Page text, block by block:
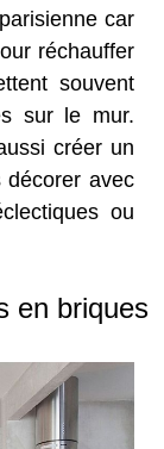
car
réchauffer
souvent
sur le mur.
créer un
décorer avec
ou
en briques